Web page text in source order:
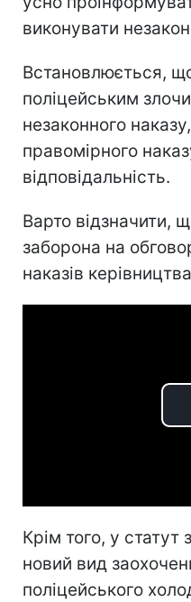
виконувати
Встановлюється,
поліцейським
незаконного
правомірного
відповідальність.
Варто відзначити,
заборона на
наказів
Крім того, у
новий вид
поліцейського